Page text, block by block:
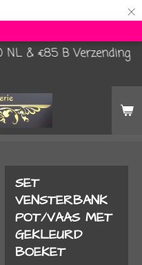
×
NL & €85 B Verzending
SET
VENSTERBANK
POT/VAAS MET
GEKLEURD
BOEKET